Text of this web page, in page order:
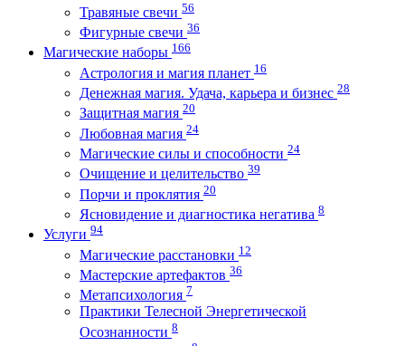
Травяные свечи 56
Фигурные свечи 36
Магические наборы 166
Астрология и магия планет 16
Денежная магия. Удача, карьера и бизнес 28
Защитная магия 20
Любовная магия 24
Магические силы и способности 24
Очищение и целительство 39
Порчи и проклятия 20
Ясновидение и диагностика негатива 8
Услуги 94
Магические расстановки 12
Мастерские артефактов 36
Метапсихология 7
Практики Телесной Энергетической
Осознанности 8